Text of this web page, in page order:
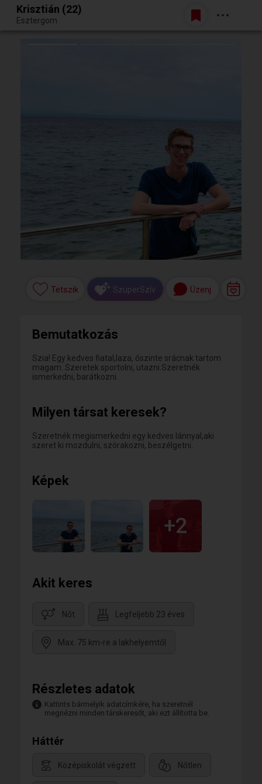
Egy jó randiból bármi lehet.
Belépés
Krisztián (22)
Esztergom
Tetszik SzuperSzív Üzenj
Bemutatkozás
Szia! Egy kedves fiatal,laza, őszinte srácnak tartom
magam. Szeretek sportolni, utazni.Szeretnék
ismerkedni, barátkozni.
Milyen társat keresek?
Szeretnék megismerkedni egy kedves lánnyal,aki
szeret ki mozdulni, szórakozni, beszélgetni.
Képek
+2
Akit keres
Nőt Legfeljebb 23 éves
Max. 75 km-re a lakhelyemtől
Részletes adatok
Kattints bármelyik adatcímkére, ha szeretnél
megnézni minden társkeresőt, aki ezt állította be.
Háttér
Középiskolát végzett Nőtlen